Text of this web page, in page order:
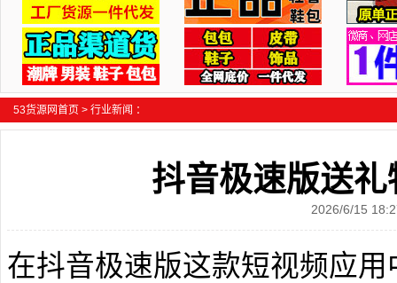
53货源网首页 > 行业新闻 ：
抖音极速版送
2026/6/15
在抖音极速版这款短视频应